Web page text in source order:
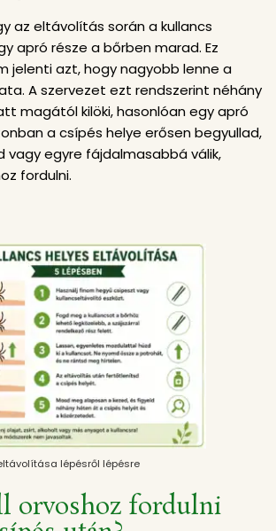
az eltávolítás során a kullancs
apró része a bőrben marad. Ez
jelenti azt, hogy nagyobb lenne a
A szervezet ezt rendszerint néhány
magától kilöki, hasonlóan egy apró
a csípés helye erősen begyullad,
vagy egyre fájdalmasabbá válik,
fordulni.
lépésről lépésre
orvoshoz fordulni